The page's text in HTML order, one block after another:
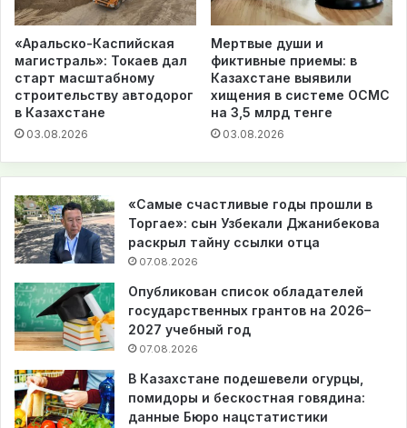
«Аральско-Каспийская
магистраль»: Токаев дал
старт масштабному
строительству автодорог
в Казахстане
03.08.2026
Мертвые души и
фиктивные приемы: в
Казахстане выявили
хищения в системе ОСМС
на 3,5 млрд тенге
03.08.2026
«Самые счастливые годы прошли в
Торгае»: сын Узбекали Джанибекова
раскрыл тайну ссылки отца
07.08.2026
Опубликован список обладателей
государственных грантов на 2026–
2027 учебный год
07.08.2026
В Казахстане подешевели огурцы,
помидоры и бескостная говядина:
данные Бюро нацстатистики